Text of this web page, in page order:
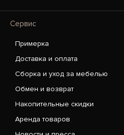
Сервис
Примерка
Доставка и оплата
Сборка и уход за мебелью
Обмен и возврат
Накопительные скидки
Аренда товаров